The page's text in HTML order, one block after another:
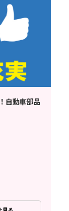
自動車部品
見る